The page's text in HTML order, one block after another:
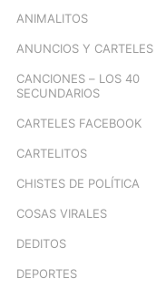
ANIMALITOS
ANUNCIOS Y CARTELES
CANCIONES – LOS 40
SECUNDARIOS
CARTELES FACEBOOK
CARTELITOS
CHISTES DE POLÍTICA
COSAS VIRALES
DEDITOS
DEPORTES